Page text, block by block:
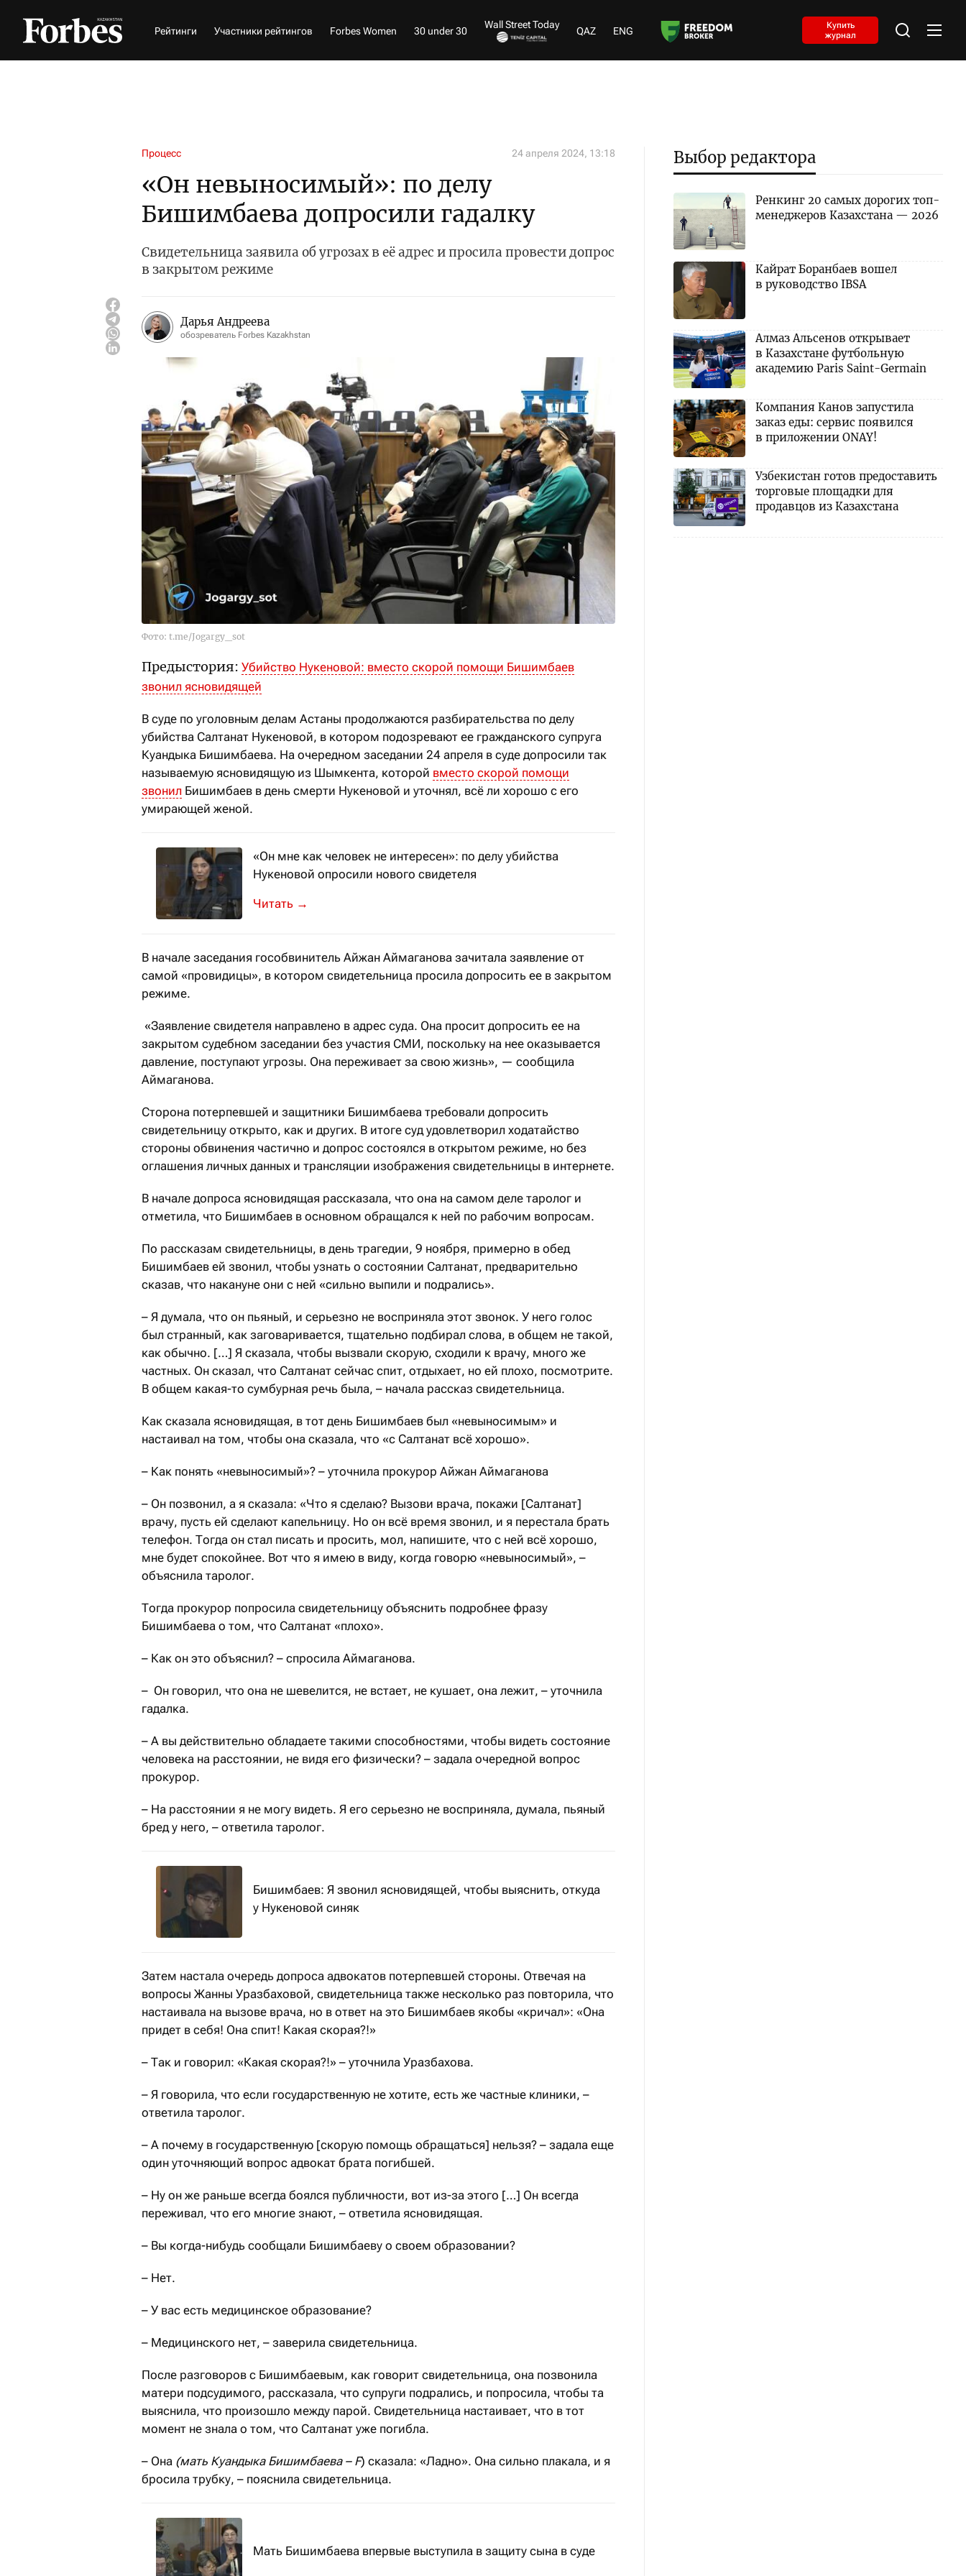
Рейтинги Участники рейтингов Forbes Women 30 under 30
Wall Street Today
QAZ ENG
Купить
журнал
Процесс 24 апреля 2024, 13:18
«Он невыносимый»: по делу
Бишимбаева допросили гадалку
Свидетельница заявила об угрозах в её адрес и просила провести допрос
в закрытом режиме
Дарья Андреева
обозреватель Forbes Kazakhstan
Фото: t.me/Jogargy_sot
Предыстория: Убийство Нукеновой: вместо скорой помощи Бишимбаев
звонил ясновидящей
В суде по уголовным делам Астаны продолжаются разбирательства по делу
убийства Салтанат Нукеновой, в котором подозревают ее гражданского супруга
Куандыка Бишимбаева. На очередном заседании 24 апреля в суде допросили так
называемую ясновидящую из Шымкента, которой вместо скорой помощи
звонил Бишимбаев в день смерти Нукеновой и уточнял, всё ли хорошо с его
умирающей женой.
«Он мне как человек не интересен»: по делу убийства
Нукеновой опросили нового свидетеля
В суд вызвали Гульнару Насырбекову, с которой Бишимбаев встречался в день у...
→
В начале заседания гособвинитель Айжан Аймаганова зачитала заявление от
самой «провидицы», в котором свидетельница просила допросить ее в закрытом
режиме.
«Заявление свидетеля направлено в адрес суда. Она просит допросить ее на
закрытом судебном заседании без участия СМИ, поскольку на нее оказывается
давление, поступают угрозы. Она переживает за свою жизнь», — сообщила
Аймаганова.
Сторона потерпевшей и защитники Бишимбаева требовали допросить
свидетельницу открыто, как и других. В итоге суд удовлетворил ходатайство
стороны обвинения частично и допрос состоялся в открытом режиме, но без
оглашения личных данных и трансляции изображения свидетельницы в интернете.
В начале допроса ясновидящая рассказала, что она на самом деле таролог и
отметила, что Бишимбаев в основном обращался к ней по рабочим вопросам.
По рассказам свидетельницы, в день трагедии, 9 ноября, примерно в обед
Бишимбаев ей звонил, чтобы узнать о состоянии Салтанат, предварительно
сказав, что накануне они с ней «сильно выпили и подрались».
– Я думала, что он пьяный, и серьезно не восприняла этот звонок. У него голос
был странный, как заговаривается, тщательно подбирал слова, в общем не такой,
как обычно. […] Я сказала, чтобы вызвали скорую, сходили к врачу, много же
частных. Он сказал, что Салтанат сейчас спит, отдыхает, но ей плохо, посмотрите.
В общем какая-то сумбурная речь была, – начала рассказ свидетельница.
Как сказала ясновидящая, в тот день Бишимбаев был «невыносимым» и
настаивал на том, чтобы она сказала, что «с Салтанат всё хорошо».
– Как понять «невыносимый»? – уточнила прокурор Айжан Аймаганова
– Он позвонил, а я сказала: «Что я сделаю? Вызови врача, покажи [Салтанат]
врачу, пусть ей сделают капельницу. Но он всё время звонил, и я перестала брать
телефон. Тогда он стал писать и просить, мол, напишите, что с ней всё хорошо,
мне будет спокойнее. Вот что я имею в виду, когда говорю «невыносимый», –
объяснила таролог.
Тогда прокурор попросила свидетельницу объяснить подробнее фразу
Бишимбаева о том, что Салтанат «плохо».
– Как он это объяснил? – спросила Аймаганова.
– Он говорил, что она не шевелится, не встает, не кушает, она лежит, – уточнила
гадалка.
– А вы действительно обладаете такими способностями, чтобы видеть состояние
человека на расстоянии, не видя его физически? – задала очередной вопрос
прокурор.
– На расстоянии я не могу видеть. Я его серьезно не восприняла, думала, пьяный
бред у него, – ответила таролог.
Бишимбаев: Я звонил ясновидящей, чтобы выяснить, откуда
у Нукеновой синяк
Затем настала очередь допроса адвокатов потерпевшей стороны. Отвечая на
вопросы Жанны Уразбаховой, свидетельница также несколько раз повторила, что
настаивала на вызове врача, но в ответ на это Бишимбаев якобы «кричал»: «Она
придет в себя! Она спит! Какая скорая?!»
– Так и говорил: «Какая скорая?!» – уточнила Уразбахова.
– Я говорила, что если государственную не хотите, есть же частные клиники, –
ответила таролог.
– А почему в государственную [скорую помощь обращаться] нельзя? – задала еще
один уточняющий вопрос адвокат брата погибшей.
– Ну он же раньше всегда боялся публичности, вот из-за этого […] Он всегда
переживал, что его многие знают, – ответила ясновидящая.
– Вы когда-нибудь сообщали Бишимбаеву о своем образовании?
– Нет.
– У вас есть медицинское образование?
– Медицинского нет, – заверила свидетельница.
После разговоров с Бишимбаевым, как говорит свидетельница, она позвонила
матери подсудимого, рассказала, что супруги подрались, и попросила, чтобы та
выяснила, что произошло между парой. Свидетельница настаивает, что в тот
момент не знала о том, что Салтанат уже погибла.
– Она (мать Куандыка Бишимбаева – F) сказала: «Ладно». Она сильно плакала, и я
бросила трубку, – пояснила свидетельница.
Мать Бишимбаева впервые выступила в защиту сына в суде
Выбор редактора
Ренкинг 20 самых дорогих топ-
менеджеров Казахстана — 2026
Кайрат Боранбаев вошел
в руководство IBSA
Алмаз Альсенов открывает
в Казахстане футбольную
академию Paris Saint-Germain
Компания Канов запустила
заказ еды: сервис появился
в приложении ONAY!
Узбекистан готов предоставить
торговые площадки для
продавцов из Казахстана